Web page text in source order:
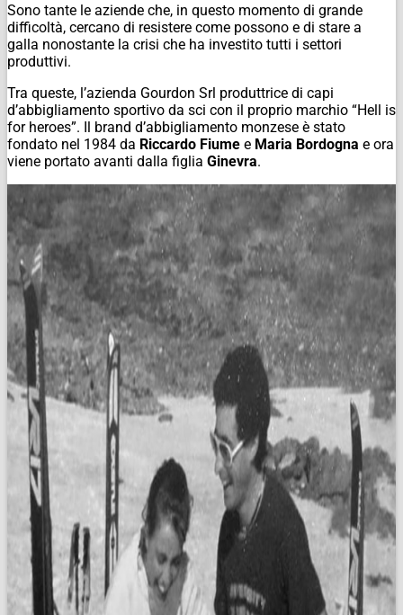
Sono tante le aziende che, in questo momento di grande
difficoltà, cercano di resistere come possono e di stare a
galla nonostante la crisi che ha investito tutti i settori
produttivi.
Tra queste, l’azienda Gourdon Srl produttrice di capi
d’abbigliamento sportivo da sci con il proprio marchio “Hell is
for heroes”. Il brand d’abbigliamento monzese è stato
fondato nel 1984 da Riccardo Fiume e Maria Bordogna e ora
viene portato avanti dalla figlia Ginevra.